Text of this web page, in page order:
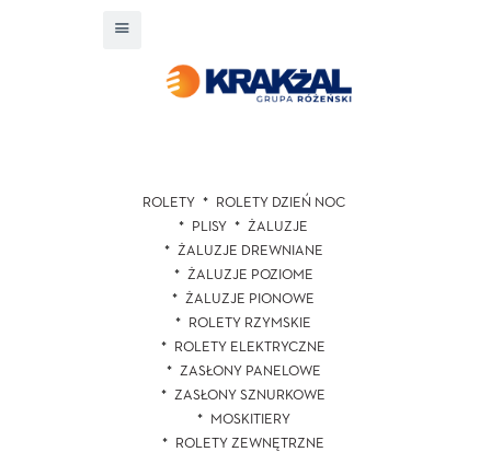
ROLETY
ROLETY DZIEŃ NOC
PLISY
ŻALUZJE
ŻALUZJE DREWNIANE
ŻALUZJE POZIOME
ŻALUZJE PIONOWE
ROLETY RZYMSKIE
ROLETY ELEKTRYCZNE
ZASŁONY PANELOWE
ZASŁONY SZNURKOWE
MOSKITIERY
ROLETY ZEWNĘTRZNE